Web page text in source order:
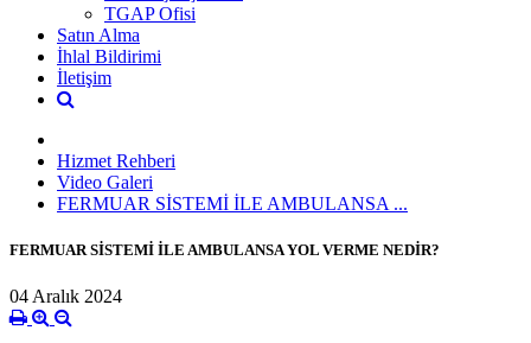
TGAP Ofisi
Satın Alma
İhlal Bildirimi
İletişim
Hizmet Rehberi
Video Galeri
FERMUAR SİSTEMİ İLE AMBULANSA ...
FERMUAR SİSTEMİ İLE AMBULANSA YOL VERME NEDİR?
04 Aralık 2024